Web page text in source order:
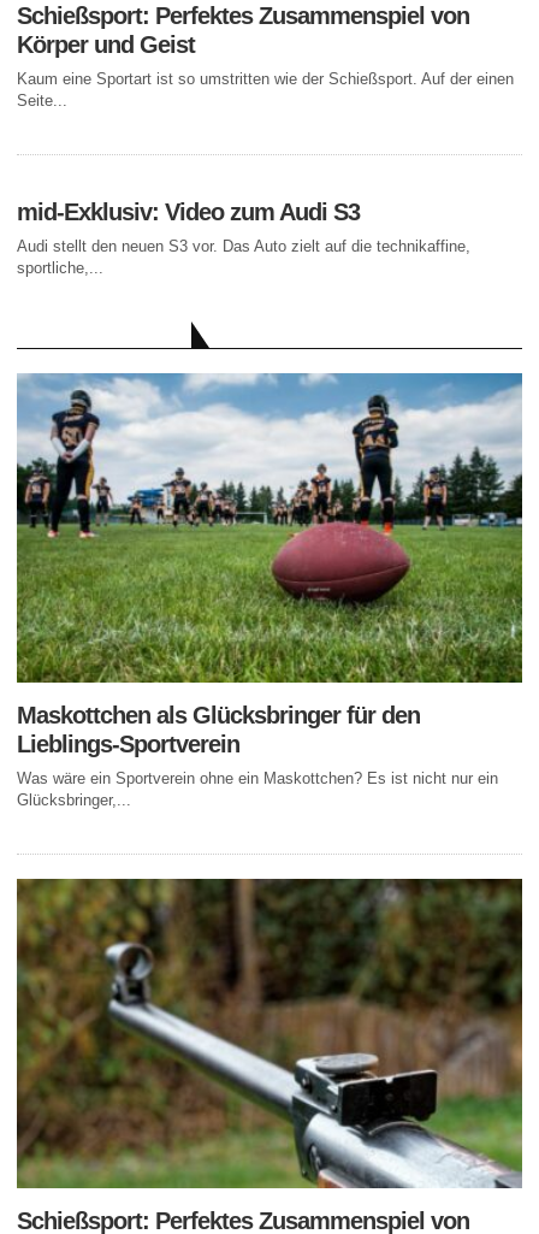
Schießsport: Perfektes Zusammenspiel von
Körper und Geist
Kaum eine Sportart ist so umstritten wie der Schießsport. Auf der einen
Seite...
mid-Exklusiv: Video zum Audi S3
Audi stellt den neuen S3 vor. Das Auto zielt auf die technikaffine,
sportliche,...
Maskottchen als Glücksbringer für den
Lieblings-Sportverein
Was wäre ein Sportverein ohne ein Maskottchen? Es ist nicht nur ein
Glücksbringer,...
Schießsport: Perfektes Zusammenspiel von